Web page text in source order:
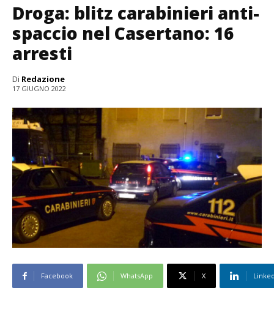
Droga: blitz carabinieri anti-
spaccio nel Casertano: 16
arresti
Di Redazione
17 GIUGNO 2022
Facebook WhatsApp X